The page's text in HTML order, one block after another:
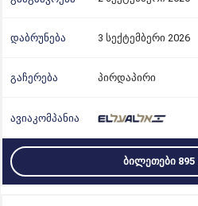
3 სექტემბერი 2026
პირდაპირი
ᲑᲘᲚᲔᲗᲔᲑᲘ 895